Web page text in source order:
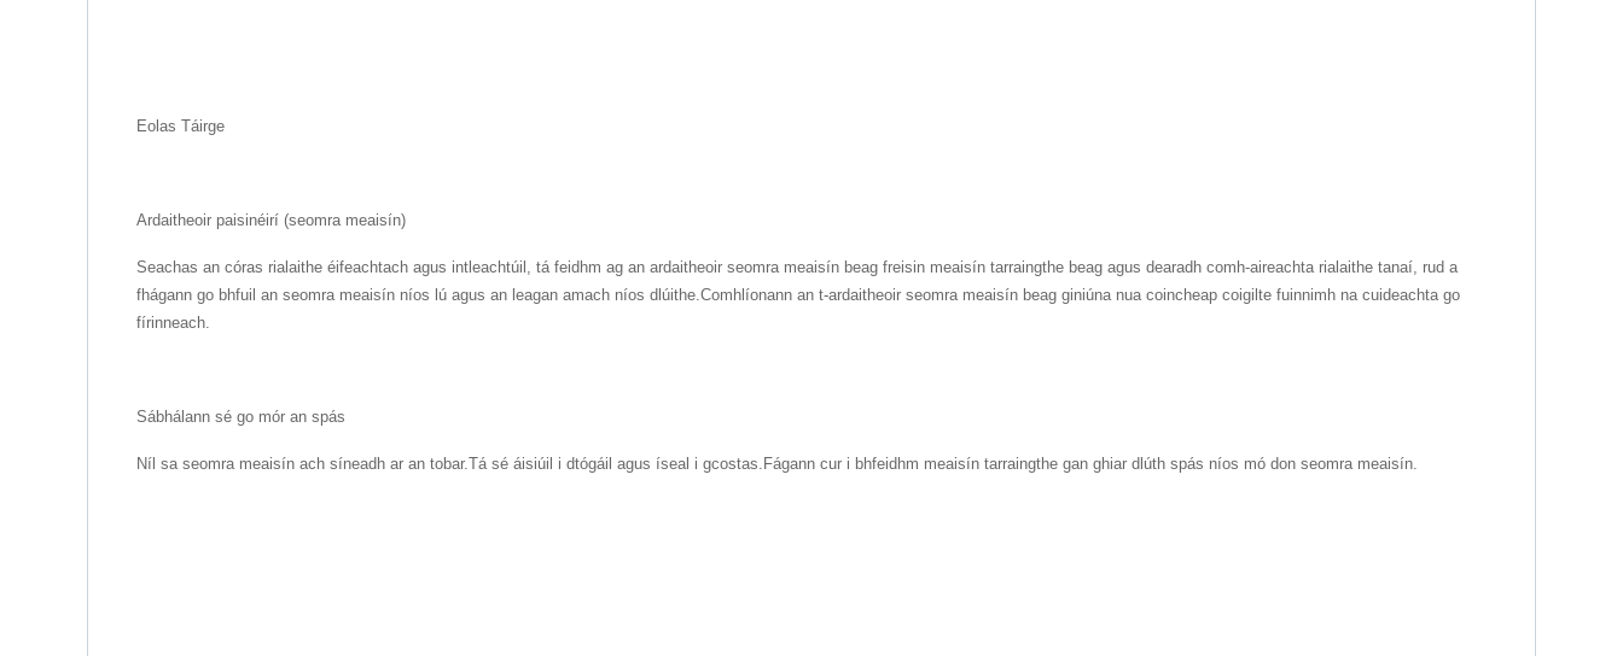
Eolas Táirge
Ardaitheoir paisinéirí (seomra meaisín)
Seachas an córas rialaithe éifeachtach agus intleachtúil, tá feidhm ag an ardaitheoir seomra meaisín beag freisin meaisín tarraingthe beag agus dearadh comh-aireachta rialaithe tanaí, rud a
fhágann go bhfuil an seomra meaisín níos lú agus an leagan amach níos dlúithe.Comhlíonann an t-ardaitheoir seomra meaisín beag giniúna nua coincheap coigilte fuinnimh na cuideachta go
fírinneach.
Sábhálann sé go mór an spás
Níl sa seomra meaisín ach síneadh ar an tobar.Tá sé áisiúil i dtógáil agus íseal i gcostas.Fágann cur i bhfeidhm meaisín tarraingthe gan ghiar dlúth spás níos mó don seomra meaisín.